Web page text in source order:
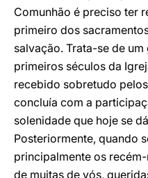
Comunhão é preciso ter
primeiro dos
salvação. Trata-se de
primeiros séculos da
recebido sobretudo
concluía com a
solenidade que hoje se
Posteriormente, quando
principalmente os
de muitas de vós,